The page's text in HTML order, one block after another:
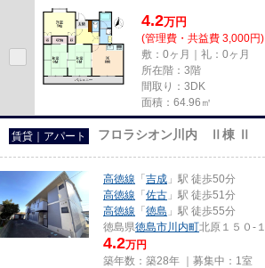
4.2万円
(管理費・共益費 3,000円)
敷：0ヶ月｜礼：0ヶ月
所在階：3階
間取り：3DK
面積：64.96㎡
賃貸｜アパート フロラシオン川内 Ⅱ棟 Ⅱ
高徳線 「 吉成 」駅 徒歩50分
高徳線 「 佐古 」駅 徒歩51分
高徳線 「 徳島 」駅 徒歩55分
徳島県徳島市川内町北原１５０-１
4.2万円
築年数：築28年 ｜募集中： 1室